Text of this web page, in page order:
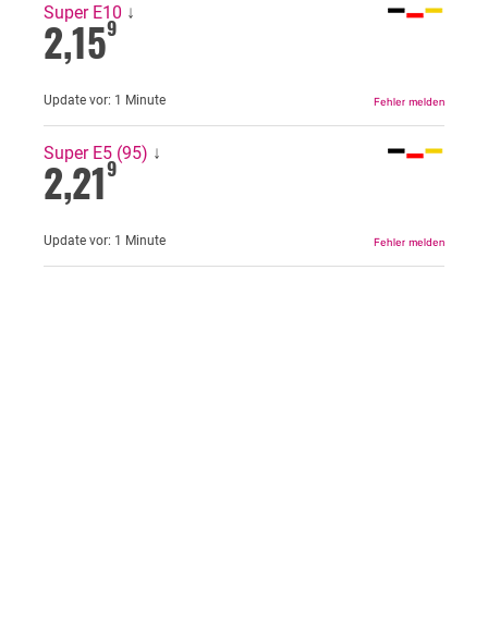
Super E10 ↓
2,159
Update vor: 1 Minute
Super E5 (95) ↓
2,219
Update vor: 1 Minute